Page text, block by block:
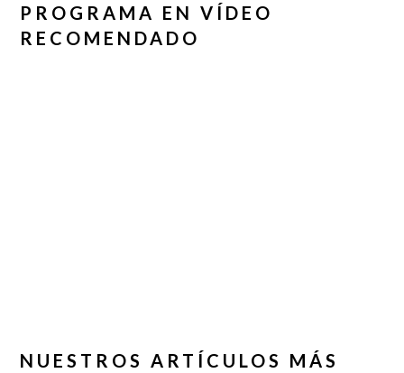
PROGRAMA EN VÍDEO
RECOMENDADO
NUESTROS ARTÍCULOS MÁS